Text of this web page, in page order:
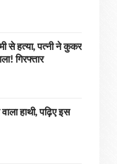
से हत्या, पत्नी ने कुकर
गिरफ्तार
हाथी, पढ़िए इस